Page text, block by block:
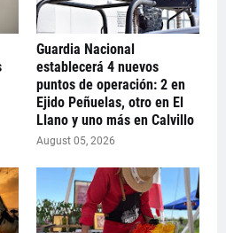
Guardia Nacional
establecerá 4 nuevos
puntos de operación: 2 en
Ejido Peñuelas, otro en El
Llano y uno más en Calvillo
August 05, 2026